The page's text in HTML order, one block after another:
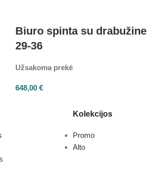
Biuro spinta su drabužine
29-36
Užsakoma prekė
648,00 €
Kolekcijos
Promo
Alto